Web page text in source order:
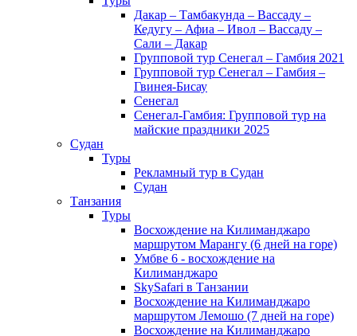
Дакар – Тамбакунда – Вассаду –
Кедугу – Афиа – Ивол – Вассаду –
Сали – Дакар
Групповой тур Сенегал – Гамбия 2021
Групповой тур Сенегал – Гамбия –
Гвинея-Бисау
Сенегал
Сенегал-Гамбия: Групповой тур на
майские праздники 2025
Судан
Туры
Рекламный тур в Cудан
Cудан
Танзания
Туры
Восхождение на Килиманджаро
маршрутом Марангу (6 дней на горе)
Умбве 6 - восхождение на
Килиманджаро
SkySafari в Танзании
Восхождение на Килиманджаро
маршрутом Лемошо (7 дней на горе)
Восхождение на Килиманджаро